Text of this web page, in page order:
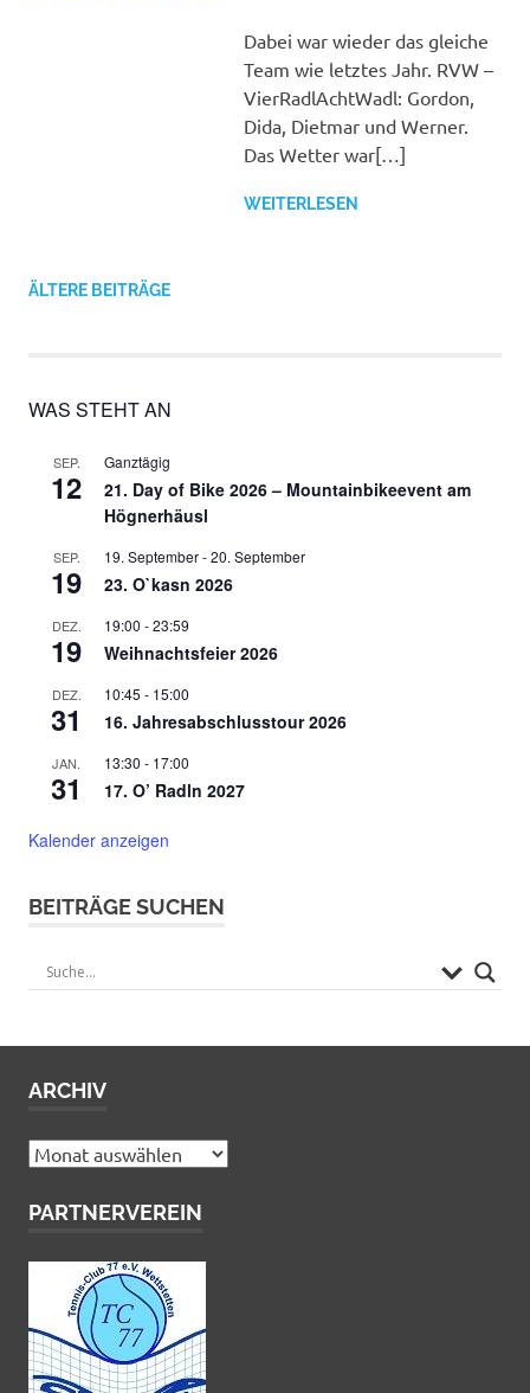
Dabei war wieder das gleiche
Team wie letztes Jahr. RVW –
VierRadlAchtWadl: Gordon,
Dida, Dietmar und Werner.
Das Wetter war[…]
WEITERLESEN
ÄLTERE BEITRÄGE
WAS STEHT AN
SEP.
12
Ganztägig
21. Day of Bike 2026 – Mountainbikeevent am
Högnerhäusl
SEP.
19
19. September-20. September
23. O`kasn 2026
DEZ.
19
19:00 -23:59
Weihnachtsfeier 2026
DEZ.
31
10:45 - 15:00
16. Jahresabschlusstour 2026
JAN.
31
13:30 - 17:00
17. O’ Radln 2027
Kalender anzeigen
BEITRÄGE SUCHEN
ARCHIV
Archiv
PARTNERVEREIN